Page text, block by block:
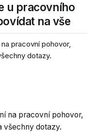
u pracovního
na vše
pracovní pohovor,
dotazy.
na pracovní pohovor,
všechny dotazy.